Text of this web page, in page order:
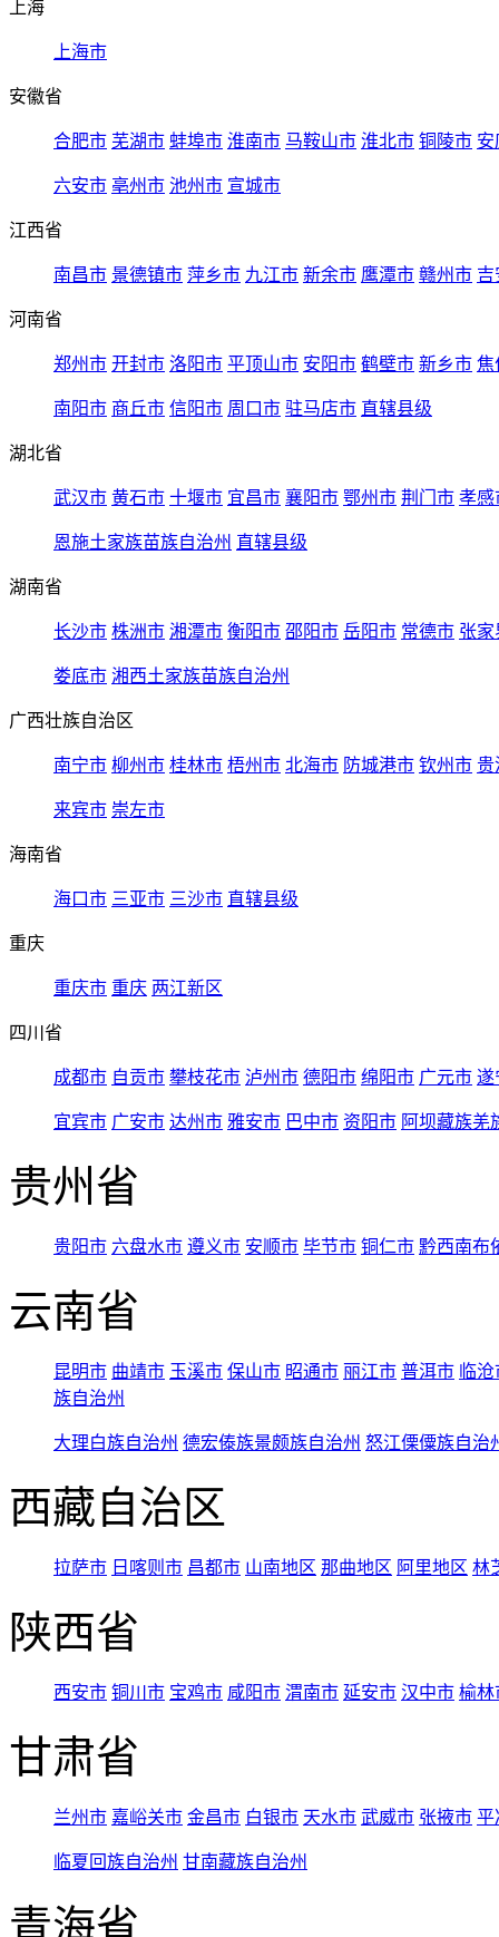
上海
上海市
安徽省
合肥市 芜湖市 蚌埠市 淮南市 马鞍山市 淮北市 铜陵市 安
六安市 亳州市 池州市 宣城市
江西省
南昌市 景德镇市 萍乡市 九江市 新余市 鹰潭市 赣州市 吉
河南省
郑州市 开封市 洛阳市 平顶山市 安阳市 鹤壁市 新乡市 焦
南阳市 商丘市 信阳市 周口市 驻马店市 直辖县级
湖北省
武汉市 黄石市 十堰市 宜昌市 襄阳市 鄂州市 荆门市 孝感
恩施土家族苗族自治州 直辖县级
湖南省
长沙市 株洲市 湘潭市 衡阳市 邵阳市 岳阳市 常德市 张家
娄底市 湘西土家族苗族自治州
广西壮族自治区
南宁市 柳州市 桂林市 梧州市 北海市 防城港市 钦州市 贵
来宾市 崇左市
海南省
海口市 三亚市 三沙市 直辖县级
重庆
重庆市 重庆 两江新区
四川省
成都市 自贡市 攀枝花市 泸州市 德阳市 绵阳市 广元市 遂
宜宾市 广安市 达州市 雅安市 巴中市 资阳市 阿坝藏族羌
贵州省
贵阳市 六盘水市 遵义市 安顺市 毕节市 铜仁市 黔西南布
云南省
昆明市 曲靖市 玉溪市 保山市 昭通市 丽江市 普洱市 临
族自治州
大理白族自治州 德宏傣族景颇族自治州 怒江傈僳族自治
西藏自治区
拉萨市 日喀则市 昌都市 山南地区 那曲地区 阿里地区 林
陕西省
西安市 铜川市 宝鸡市 咸阳市 渭南市 延安市 汉中市 榆林
甘肃省
兰州市 嘉峪关市 金昌市 白银市 天水市 武威市 张掖市 平
临夏回族自治州 甘南藏族自治州
青海省